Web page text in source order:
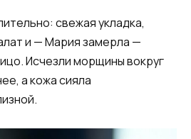
свежая укладка,
и — Мария замерла —
Исчезли морщины вокруг
а кожа сияла